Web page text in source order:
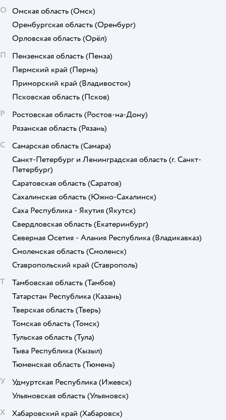
О Омская область (Омск)
Оренбургская область (Оренбург)
Орловская область (Орёл)
П
Пензенская область (Пенза)
Пермский край (Пермь)
Приморский край (Владивосток)
Псковская область (Псков)
Р
Ростовская область (Ростов-на-Дону)
Рязанская область (Рязань)
С
Самарская область (Самара)
Санкт-Петербург и Ленинградская область (г. Санкт-
Петербург)
Саратовская область (Саратов)
Сахалинская область (Южно-Сахалинск)
Саха Республика - Якутия (Якутск)
Свердловская область (Екатеринбург)
Северная Осетия - Алания Республика (Владикавказ)
Смоленская область (Смоленск)
Ставропольский край (Ставрополь)
Т
Тамбовская область (Тамбов)
Татарстан Республика (Казань)
Тверская область (Тверь)
Томская область (Томск)
Тульская область (Тула)
Тыва Республика (Кызыл)
Тюменская область (Тюмень)
У
Удмуртская Республика (Ижевск)
Ульяновская область (Ульяновск)
Х
Хабаровский край (Хабаровск)